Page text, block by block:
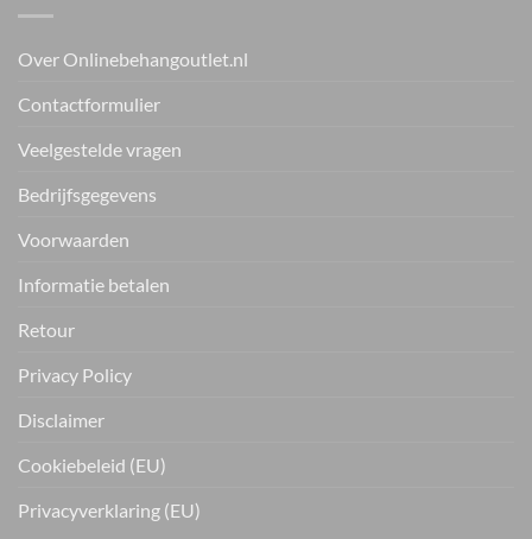
Over Onlinebehangoutlet.nl
Contactformulier
Veelgestelde vragen
Bedrijfsgegevens
Voorwaarden
Informatie betalen
Retour
Privacy Policy
Disclaimer
Cookiebeleid (EU)
Privacyverklaring (EU)